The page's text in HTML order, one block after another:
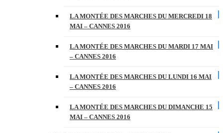
LA MONTÉE DES MARCHES DU MERCREDI 18
MAI – CANNES 2016
LA MONTÉE DES MARCHES DU MARDI 17 MAI
– CANNES 2016
LA MONTÉE DES MARCHES DU LUNDI 16 MAI
– CANNES 2016
LA MONTÉE DES MARCHES DU DIMANCHE 15
MAI – CANNES 2016